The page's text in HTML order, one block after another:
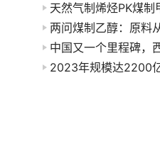
天然气制烯烃PK煤制
两问煤制乙醇：原料